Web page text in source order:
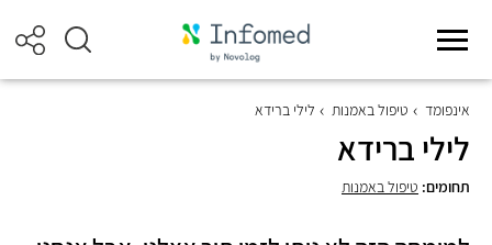
אינפומד טיפול באמנות לילי ברידא
לילי ברידא
תחומים: טיפול באמנות